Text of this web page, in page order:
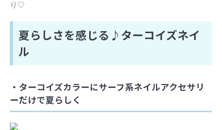
り♡
夏らしさを感じる♪ターコイズネイ
ル
・ターコイズカラーにサーフ系ネイルアクセサリ
ーだけで夏らしく